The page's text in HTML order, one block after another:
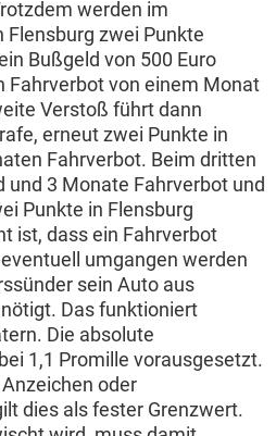
werden im
Flensburg zwei Punkte
Bußgeld von 500 Euro
Fahrverbot von einem Monat
Verstoß führt dann
erneut zwei Punkte in
Fahrverbot. Beim dritten
und 3 Monate Fahrverbot und
Punkte in Flensburg
ist, dass ein Fahrverbot
umgangen werden
sein Auto aus
Das funktioniert
Die absolute
1,1 Promille vorausgesetzt.
oder
dies als fester Grenzwert.